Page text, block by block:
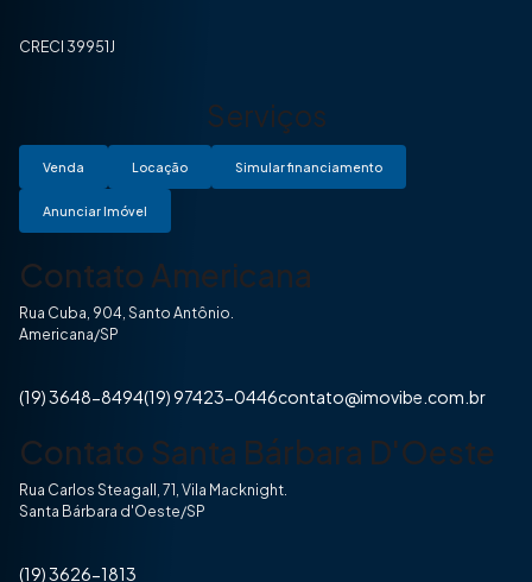
CRECI 39951J
Serviços
Venda Locação Simular financiamento
Anunciar Imóvel
Contato Americana
Rua Cuba, 904, Santo Antônio.
Americana/SP
(19) 3648-8494(19) 97423-0446contato@imovibe.com.br
Contato Santa Bárbara D'Oeste
Rua Carlos Steagall, 71, Vila Macknight.
Santa Bárbara d'Oeste/SP
(19) 3626-1813